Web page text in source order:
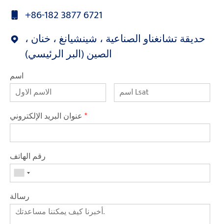
+86-182 3877 6721
حديقة تشانغناو الصناعية ، شينشيانغ ، خنان ،
الصين (البر الرئيسي)
اسم
*
رقم الهاتف
رسالة